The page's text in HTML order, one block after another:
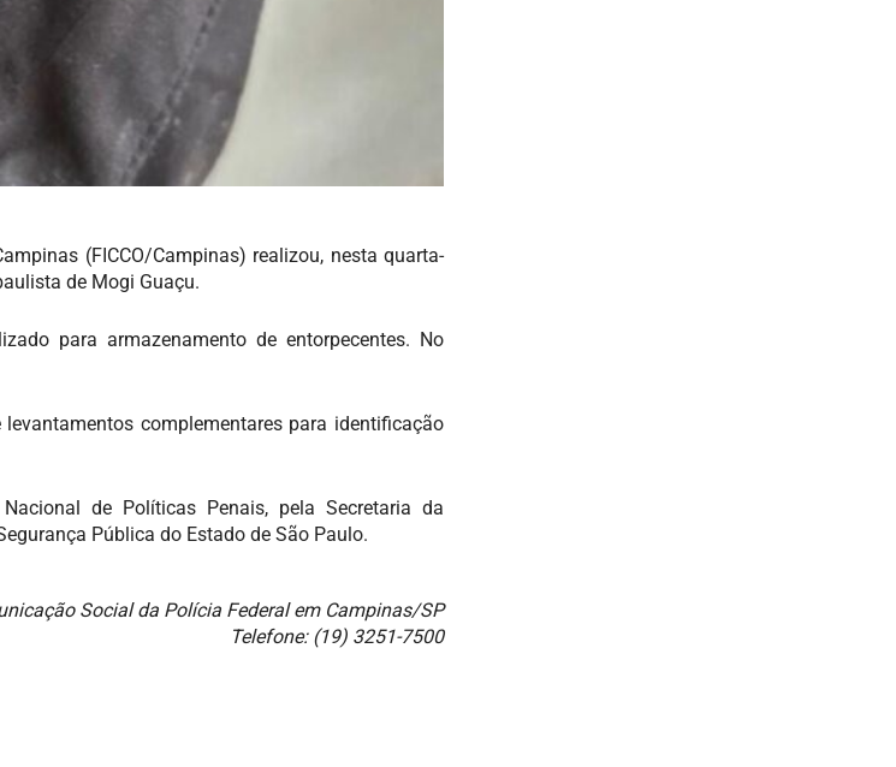
(FICCO/Campinas) realizou, nesta quarta-
de Mogi Guaçu.
para armazenamento de entorpecentes. No
complementares para identificação
de Políticas Penais, pela Secretaria da
Pública do Estado de São Paulo.
Social da Polícia Federal em Campinas/SP
Telefone: (19) 3251-7500